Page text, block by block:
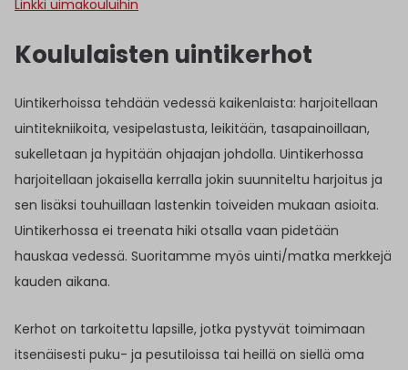
Linkki uimakouluihin
Koululaisten uintikerhot
Uintikerhoissa tehdään vedessä kaikenlaista: harjoitellaan
uintitekniikoita, vesipelastusta, leikitään, tasapainoillaan,
sukelletaan ja hypitään ohjaajan johdolla. Uintikerhossa
harjoitellaan jokaisella kerralla jokin suunniteltu harjoitus ja
sen lisäksi touhuillaan lastenkin toiveiden mukaan asioita.
Uintikerhossa ei treenata hiki otsalla vaan pidetään
hauskaa vedessä. Suoritamme myös uinti/matka merkkejä
kauden aikana.
Kerhot on tarkoitettu lapsille, jotka pystyvät toimimaan
itsenäisesti puku- ja pesutiloissa tai heillä on siellä oma